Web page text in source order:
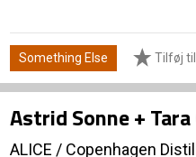
Something Else Tilføj
Astrid Sonne + Tara
ALICE / Copenhagen